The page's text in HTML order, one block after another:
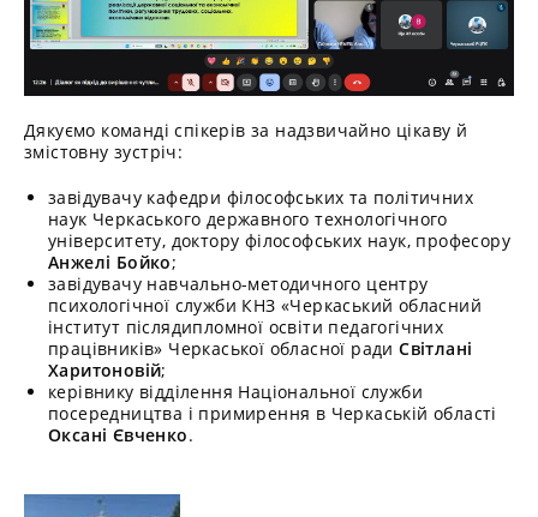
Дякуємо команді спікерів за надзвичайно цікаву й
змістовну зустріч:
завідувачу кафедри філософських та політичних
наук Черкаського державного технологічного
університету, доктору філософських наук, професору
Анжелі Бойко;
завідувачу навчально-методичного центру
психологічної служби КНЗ «Черкаський обласний
інститут післядипломної освіти педагогічних
працівників» Черкаської обласної радиСвітлані
Харитоновій;
керівнику відділення Національної служби
посередництва і примирення в Черкаській області
Оксані Євченко.